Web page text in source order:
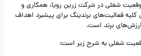
شغلی در شرکت زرین رویا، همکاری و
فعالیت‌های برندینگ برای پیشبرد اهداف
برند است.
شغلی به شرح زیر است: